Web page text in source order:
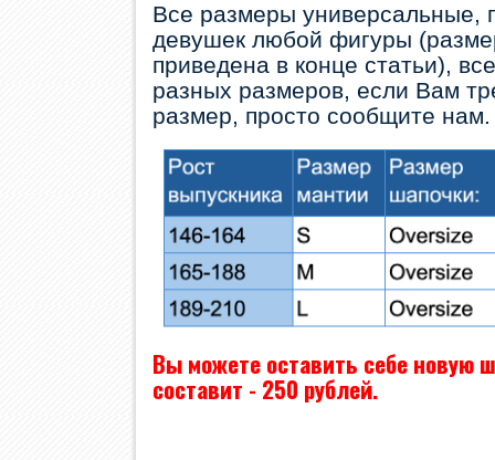
Все размеры универсальные,
девушек любой фигуры
приведена в конце статьи),
разных размеров, если Вам
размер, просто сообщите нам.
Вы можете оставить себе новую
составит - 250 рублей.